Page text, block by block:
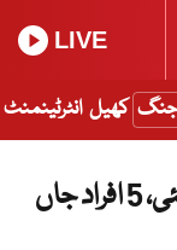
LIVE
جنگ کھیل انٹرٹینمنٹ
شکارپور میں باراتیوں کی بس الٹ گئی، 5 افراد جاں